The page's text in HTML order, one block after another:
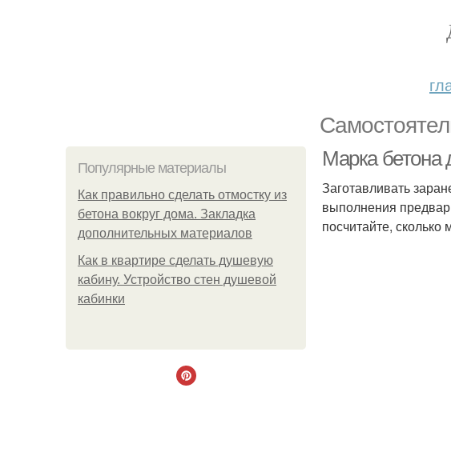
Популярные материалы
Как правильно сделать отмостку из
бетона вокруг дома. Закладка
дополнительных материалов
Как в квартире сделать душевую
кабину. Устройство стен душевой
кабинки
Марка бетона
Заготавливать
выполнения
посчитайте,